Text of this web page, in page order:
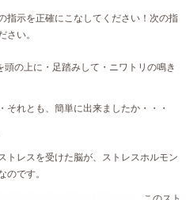
指示を正確にこなしてください！次の指
さい。
の上に・足踏みして・ニワトリの鳴き
それとも、簡単に出来ましたか・・・
トレスを受けた脳が、ストレスホルモン
のです。